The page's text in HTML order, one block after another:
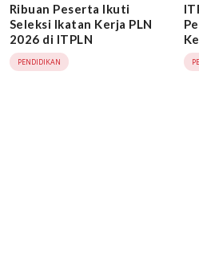
Ribuan Peserta Ikuti
Seleksi Ikatan Kerja PLN
2026 di ITPLN
PENDIDIKAN